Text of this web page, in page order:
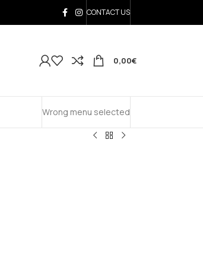
CONTACT US
0,00€
Wrong menu selected